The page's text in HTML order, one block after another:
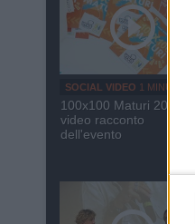
SOCIAL VIDEO 1 MINUTO
100x100 Maturi 2026: il
video racconto
dell'evento